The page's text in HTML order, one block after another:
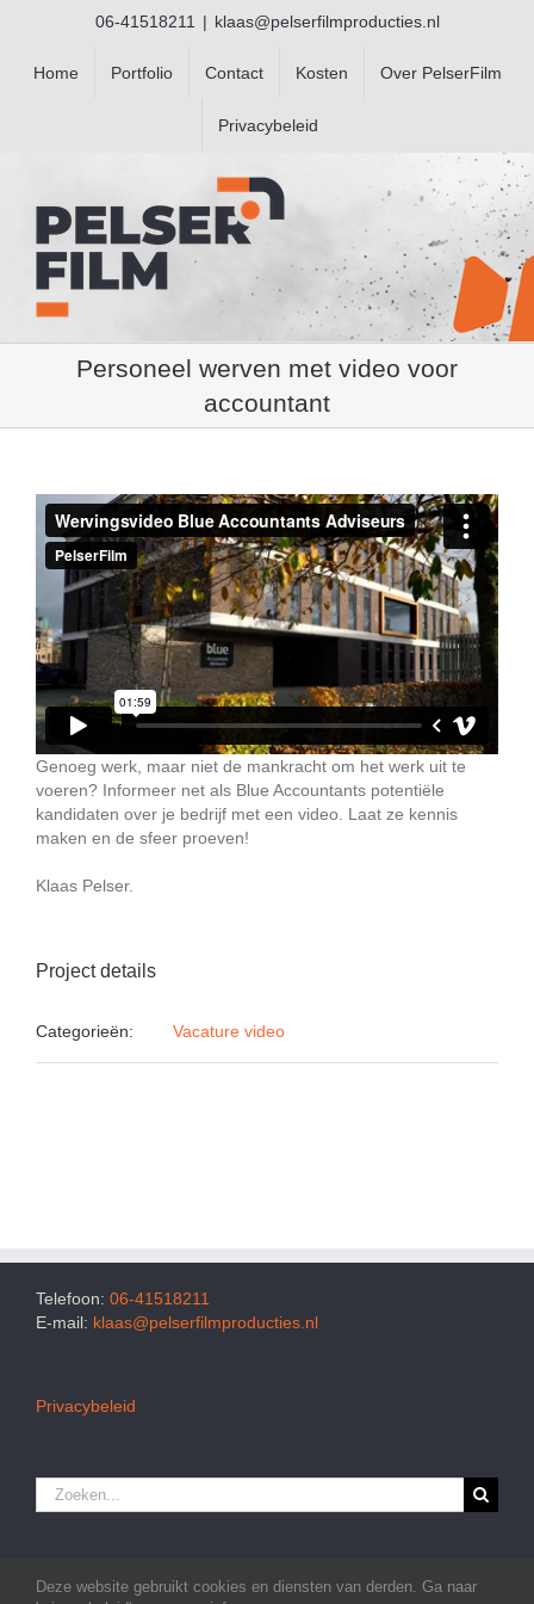
06-41518211 | klaas@pelserfilmproducties.nl
Home Portfolio Contact Kosten Over PelserFilm
Privacybeleid
Personeel werven met video voor
accountant
Genoeg werk, maar niet de mankracht om het werk uit te
voeren? Informeer net als Blue Accountants potentiële
kandidaten over je bedrijf met een video. Laat ze kennis
maken en de sfeer proeven!
Klaas Pelser.
Project details
Categorieën: Vacature video
Telefoon: 06-41518211
E-mail: klaas@pelserfilmproducties.nl
Privacybeleid
Zoeken
naar:
Deze website gebruikt cookies en diensten van derden. Ga naar